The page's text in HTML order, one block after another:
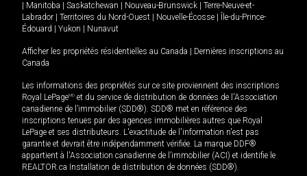
Manitoba Saskatchewan Nouveau-Brunswick
Terre-Neuve-et-
Labrador
Territoires du Nord-Ouest Nouvelle-Écosse
Île-du-Prince-
Édouard
Yukon Nunavut
Afficher les propriétés résidentielles au Canada
Dernières inscriptions au
Canada
Les informations des propriétés sur ce site proviennent des inscriptions
Royal LePageMD et du service de distribution de données de l'Association
canadienne de l’immobilier (SDD®). SDD® met en référence des
inscriptions tenues par des agences immobilières autres que Royal
LePage et ses distributeurs. L'exactitude de l'information n'est pas
garantie et devrait être indépendamment vérifiée. La marque DDF®
appartient à l'Association canadienne de l’immobilier (ACI) et identifie le
REALTOR.ca Installation de distribution de données (SDD®).